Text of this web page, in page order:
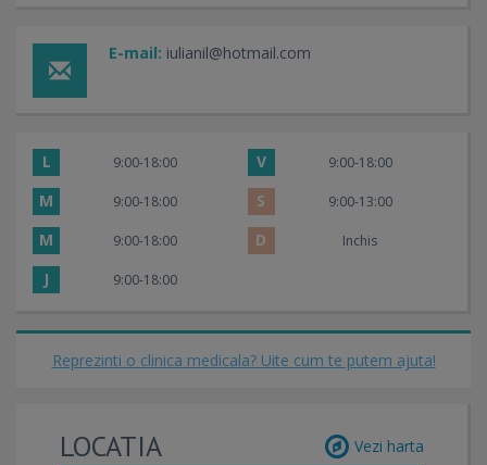
E-mail: iulianil@hotmail.com
L 9:00-18:00 V 9:00-18:00
M 9:00-18:00 S 9:00-13:00
M 9:00-18:00 D Inchis
J 9:00-18:00
Reprezinti o clinica medicala? Uite cum te putem ajuta!
LOCATIA Vezi harta